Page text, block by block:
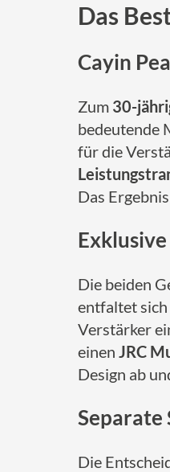
Das
Cayin
Zum 30-
bedeutende
für die
Das
Die beiden
entfaltet sich
Verstärker
einen JRC
Design ab
Separate
Die